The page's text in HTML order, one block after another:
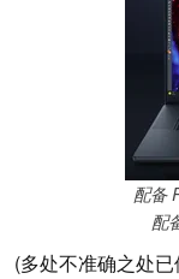
配备
配
(多处不准确之处